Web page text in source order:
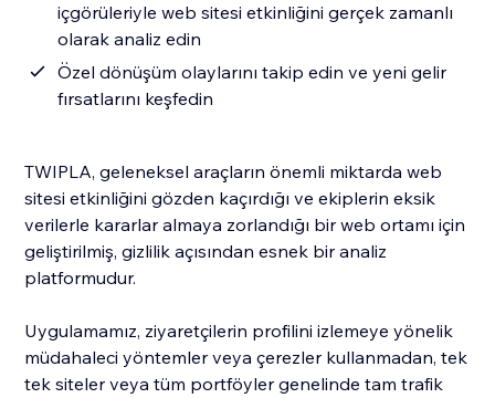
içgörüleriyle web sitesi etkinliğini gerçek zamanlı
olarak analiz edin
Özel dönüşüm olaylarını takip edin ve yeni gelir
fırsatlarını keşfedin
TWIPLA, geleneksel araçların önemli miktarda web
sitesi etkinliğini gözden kaçırdığı ve ekiplerin eksik
verilerle kararlar almaya zorlandığı bir web ortamı için
geliştirilmiş, gizlilik açısından esnek bir analiz
platformudur.
Uygulamamız, ziyaretçilerin profilini izlemeye yönelik
müdahaleci yöntemler veya çerezler kullanmadan, tek
tek siteler veya tüm portföyler genelinde tam trafik